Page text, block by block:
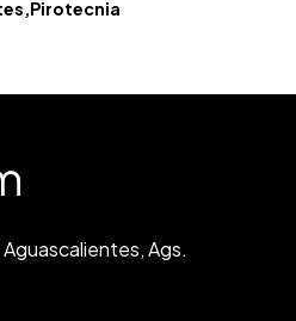
Pirotecnia
Ags.